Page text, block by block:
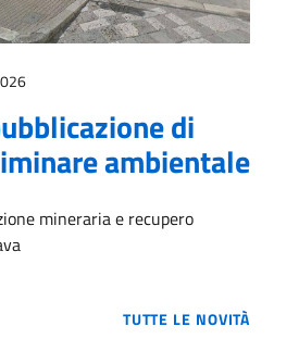
di
ambientale
mineraria e recupero
TUTTE LE NOVITÀ